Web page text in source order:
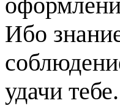
Ибо
удачи тебе.